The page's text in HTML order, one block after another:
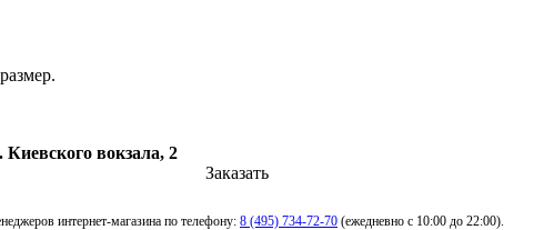
вокзала, 2
Заказать
интернет-магазина по телефону: 8 (495) 734-72-70 (ежедневно с 10:00 до 22:00).